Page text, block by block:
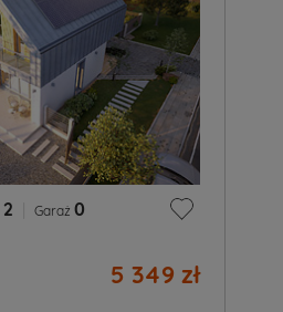
2 Garaż 0
5 349 zł